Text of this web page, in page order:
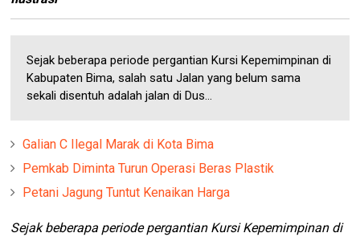
Sejak beberapa periode pergantian Kursi Kepemimpinan di
Kabupaten Bima, salah satu Jalan yang belum sama
sekali disentuh adalah jalan di Dus...
Galian C Ilegal Marak di Kota Bima
Pemkab Diminta Turun Operasi Beras Plastik
Petani Jagung Tuntut Kenaikan Harga
Sejak beberapa periode pergantian Kursi Kepemimpinan di